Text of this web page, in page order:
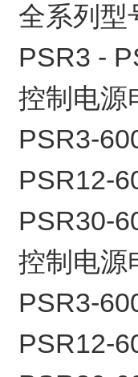
全系列型
PSR3 -
控制电源
PSR3-
PSR12-
PSR30-
控制电源
PSR3-
PSR12-